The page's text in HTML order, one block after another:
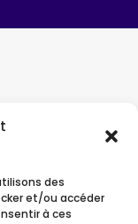
des
et/ou accéder
à ces